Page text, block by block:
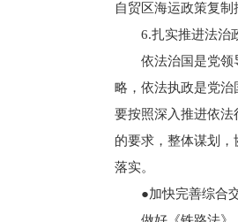
自贸区海运政策复制
6.扎实推进法治
依法治国是党领
略，依法执政是党
要按照深入推进依
的要求，整体谋划
落实。
●加快完善综合